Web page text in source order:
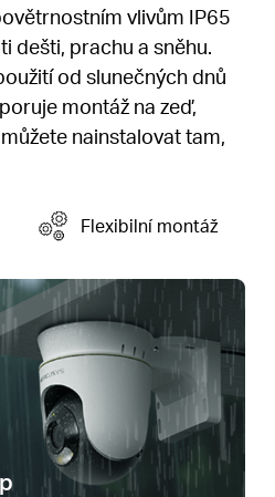
vlivům IP65
dešti, prachu a sněhu.
od slunečných dnů
montáž na zeď,
nainstalovat tam,
Flexibilní montáž